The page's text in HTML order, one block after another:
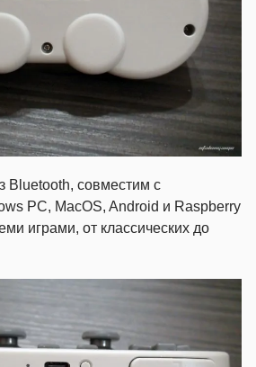
Bluetooth, совместим с
PC, MacOS, Android и Raspberry
играми, от классических до